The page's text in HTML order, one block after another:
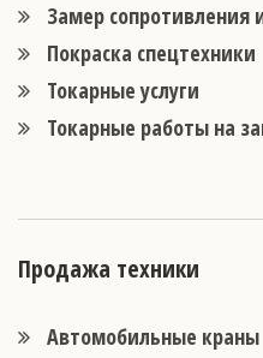
Замер сопротивления
Покраска спецтехники
Токарные услуги
Токарные работы на
Продажа техники
Автомобильные краны